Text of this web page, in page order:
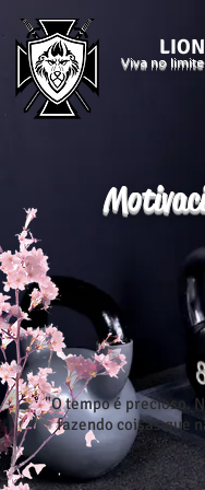
Viva no
"O tempo é precioso.
fazendo coisas que